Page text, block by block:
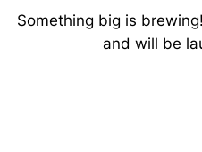
Something big is
and will be